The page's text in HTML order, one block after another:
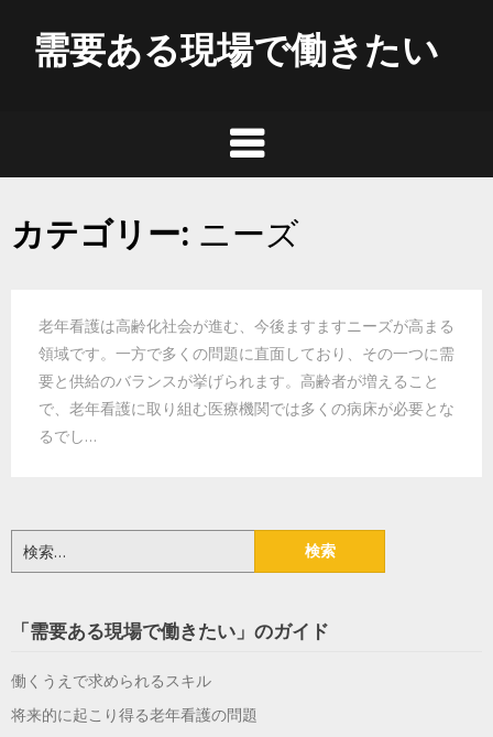
content需要ある現場で働きたい
カテゴリー: ニーズ
老年看護は高齢化社会が進む、今後ますますニーズが高まる
領域です。一方で多くの問題に直面しており、その一つに需
要と供給のバランスが挙げられます。高齢者が増えること
で、老年看護に取り組む医療機関では多くの病床が必要とな
るでし…
索:
「需要ある現場で働きたい」のガイド
働くうえで求められるスキル
将来的に起こり得る老年看護の問題